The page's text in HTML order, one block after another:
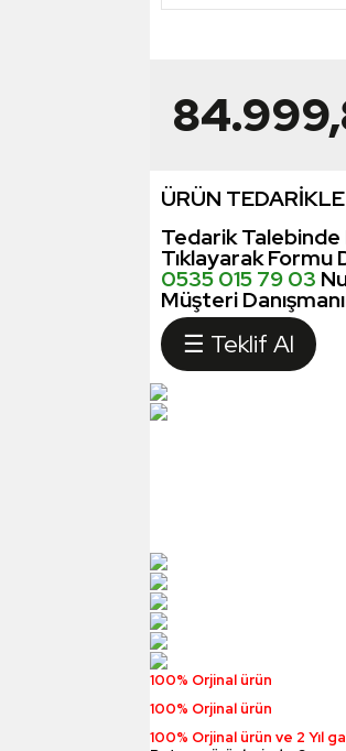
ÜRÜN
Tedarik
Tıklayarak
0535 015 79 03
Müşteri
☰ Teklif Al
100% Orjinal ürün
100% Orjinal ürün
100% Orjinal ürün ve 2 Yıl